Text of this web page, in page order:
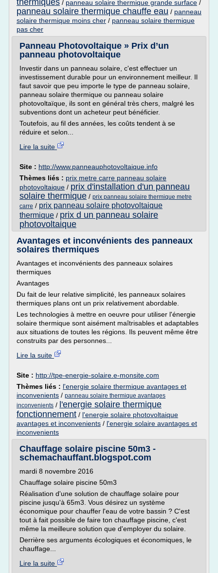
thermiques / panneau solaire thermique grande surface /
panneau solaire thermique chauffe eau / panneau
solaire thermique moins cher / panneau solaire thermique
pas cher
Panneau Photovoltaique » Prix d’un
panneau photovoltaique
Investir dans un panneau solaire, c'est effectuer un
investissement durable pour un environnement meilleur. Il
faut savoir que peu importe le type de panneau solaire,
panneau solaire thermique ou panneau solaire
photovoltaïque, ils sont en général très chers, malgré les
subventions dont un acheteur peut bénéficier.
Toutefois, au fil des années, les coûts tendent à se
réduire et selon...
Lire la suite
Site : http://www.panneauphotovoltaique.info
Thèmes liés : prix metre carre panneau solaire
photovoltaique / prix d'installation d'un panneau
solaire thermique / prix panneau solaire thermique metre
carre / prix panneau solaire photovoltaique
thermique / prix d un panneau solaire
photovoltaique
Avantages et inconvénients des panneaux
solaires thermiques
Avantages et inconvénients des panneaux solaires
thermiques
Avantages
Du fait de leur relative simplicité, les panneaux solaires
thermiques plans ont un prix relativement abordable.
Les technologies à mettre en oeuvre pour utiliser l'énergie
solaire thermique sont aisément maîtrisables et adaptables
aux situations de toutes les régions. Ils peuvent même être
construits par des personnes...
Lire la suite
Site : http://tpe-energie-solaire.e-monsite.com
Thèmes liés : l'energie solaire thermique avantages et
inconvenients / panneau solaire thermique avantages
inconvenients / l'energie solaire thermique
fonctionnement / l'energie solaire photovoltaique
avantages et inconvenients / l'energie solaire avantages et
inconvenients
Chauffage solaire piscine 50m3 -
schemachauffant.blogspot.com
mardi 8 novembre 2016
Chauffage solaire piscine 50m3
Réalisation d'une solution de chauffage solaire pour
piscine jusqu'à 65m3. Vous désirez un système
économique pour chauffer l'eau de votre bassin ? C'est
tout à fait possible de faire ton chauffage piscine, c'est
même la meilleure solution que d'employer du solaire.
Derrière ses arguments écologiques et économiques, le
chauffage...
Lire la suite